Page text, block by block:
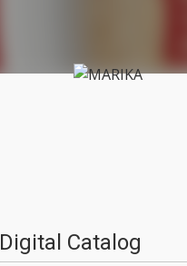
Digital Catalog